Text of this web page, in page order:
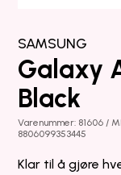
SAMSUNG
Galaxy
Black
Varenummer: 81606 /
8806099353445
Klar til å gjøre